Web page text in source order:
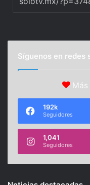
Síguenos en redes
192k
Seguidores
1,041
Seguidores